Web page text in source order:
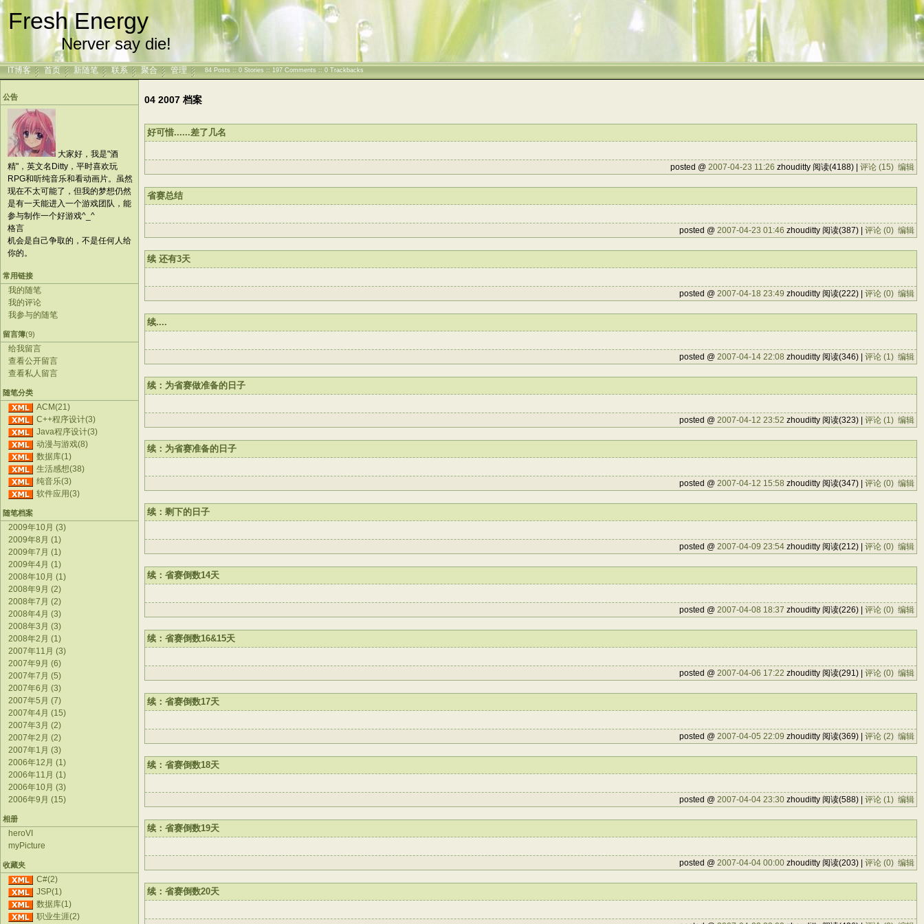
Fresh Energy
Nerver say die!
IT博客 首页 新随笔 联系 聚合 管理 84 Posts :: 0 Stories :: 197 Comments :: 0 Trackbacks
公告
大家好，我是"酒
精"，英文名Ditty，平时喜欢玩
RPG和听纯音乐和看动画片。虽然
现在不太可能了，但我的梦想仍然
是有一天能进入一个游戏团队，能
参与制作一个好游戏^_^
格言
机会是自己争取的，不是任何人给
你的。
常用链接
我的随笔
我的评论
我参与的随笔
留言簿(9)
给我留言
查看公开留言
查看私人留言
随笔分类
ACM(21)
C++程序设计(3)
Java程序设计(3)
动漫与游戏(8)
数据库(1)
生活感想(38)
纯音乐(3)
软件应用(3)
随笔档案
2009年10月 (3)
2009年8月 (1)
2009年7月 (1)
2009年4月 (1)
2008年10月 (1)
2008年9月 (2)
2008年7月 (2)
2008年4月 (3)
2008年3月 (3)
2008年2月 (1)
2007年11月 (3)
2007年9月 (6)
2007年7月 (5)
2007年6月 (3)
2007年5月 (7)
2007年4月 (15)
2007年3月 (2)
2007年2月 (2)
2007年1月 (3)
2006年12月 (1)
2006年11月 (1)
2006年10月 (3)
2006年9月 (15)
相册
heroVI
myPicture
收藏夹
C#(2)
JSP(1)
数据库(1)
职业生涯(2)
04 2007 档案
好可惜......差了几名
posted @ 2007-04-23 11:26 zhouditty 阅读(4188) | 评论 (15) 编辑
省赛总结
posted @ 2007-04-23 01:46 zhouditty 阅读(387) | 评论 (0) 编辑
续 还有3天
posted @ 2007-04-18 23:49 zhouditty 阅读(222) | 评论 (0) 编辑
续....
posted @ 2007-04-14 22:08 zhouditty 阅读(346) | 评论 (1) 编辑
续：为省赛做准备的日子
posted @ 2007-04-12 23:52 zhouditty 阅读(323) | 评论 (1) 编辑
续：为省赛准备的日子
posted @ 2007-04-12 15:58 zhouditty 阅读(347) | 评论 (0) 编辑
续：剩下的日子
posted @ 2007-04-09 23:54 zhouditty 阅读(212) | 评论 (0) 编辑
续：省赛倒数14天
posted @ 2007-04-08 18:37 zhouditty 阅读(226) | 评论 (0) 编辑
续：省赛倒数16&15天
posted @ 2007-04-06 17:22 zhouditty 阅读(291) | 评论 (0) 编辑
续：省赛倒数17天
posted @ 2007-04-05 22:09 zhouditty 阅读(369) | 评论 (2) 编辑
续：省赛倒数18天
posted @ 2007-04-04 23:30 zhouditty 阅读(588) | 评论 (1) 编辑
续：省赛倒数19天
posted @ 2007-04-04 00:00 zhouditty 阅读(203) | 评论 (0) 编辑
续：省赛倒数20天